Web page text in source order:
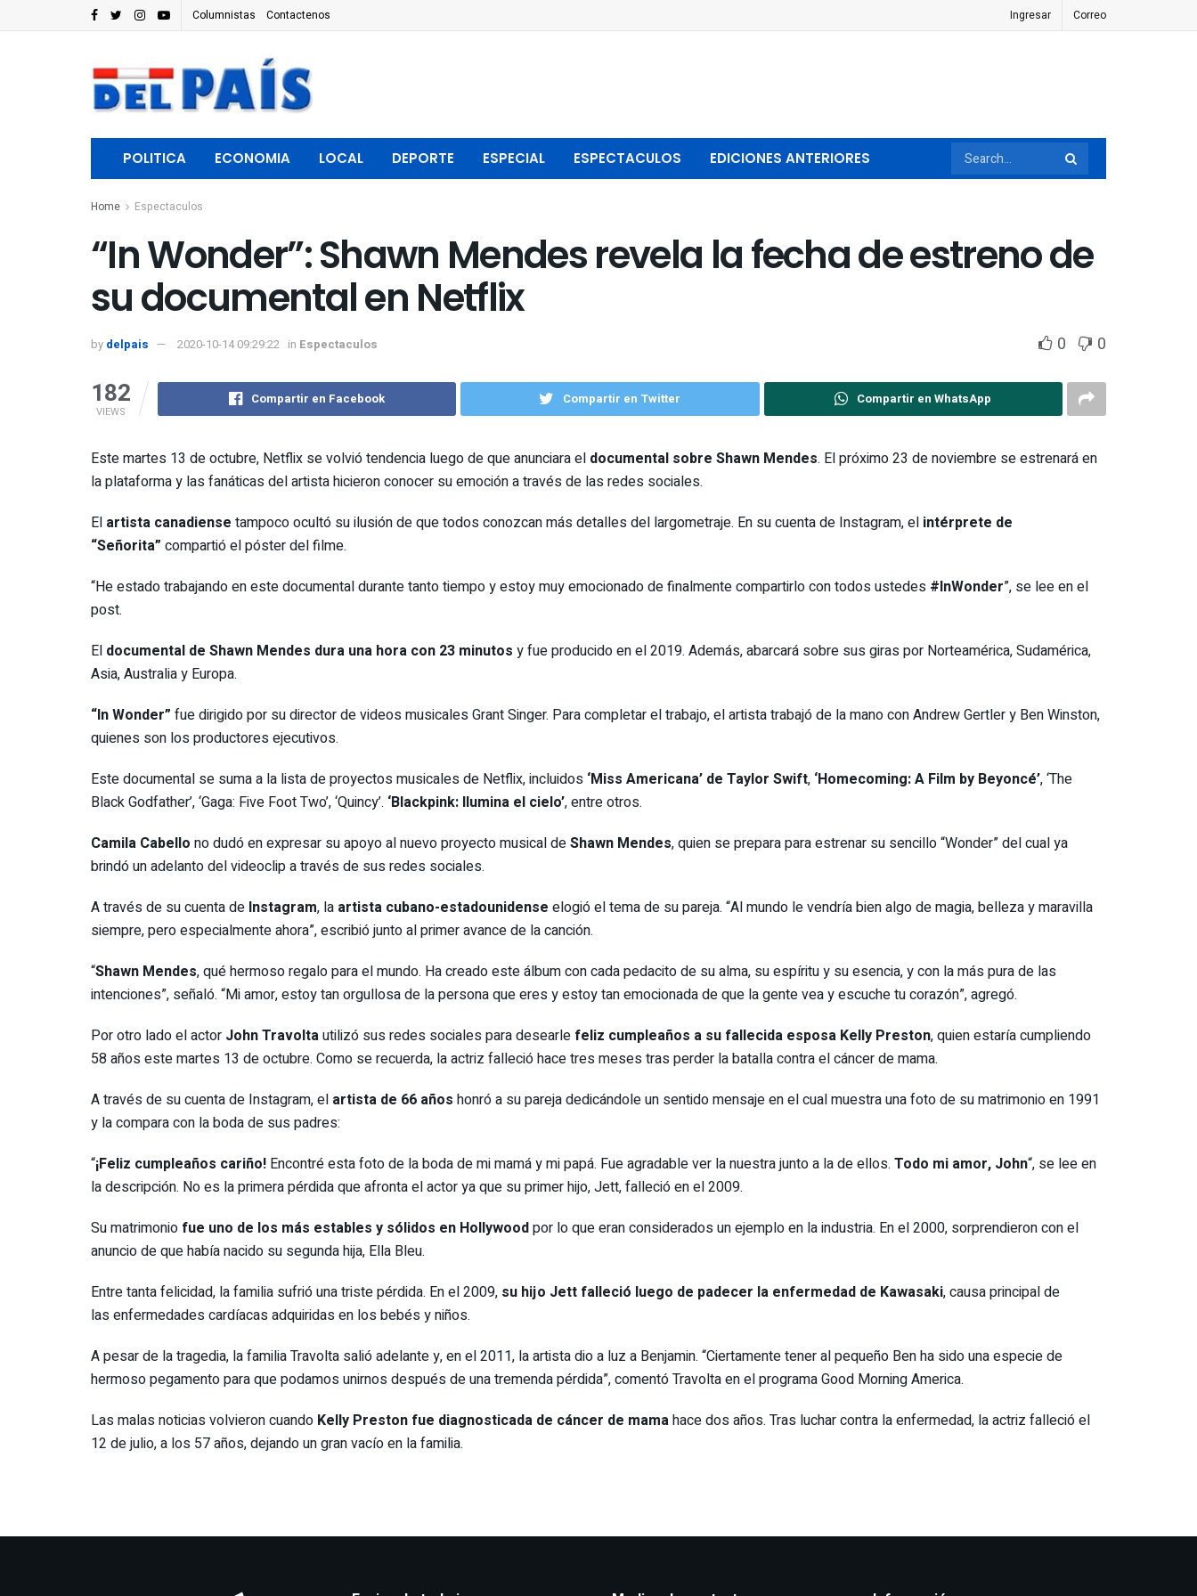
Columnistas Contactenos Ingresar Correo
POLITICA ECONOMIA LOCAL DEPORTE ESPECIAL ESPECTACULOS EDICIONES ANTERIORES
Home Espectaculos
“In Wonder”: Shawn Mendes revela la fecha de estreno de
su documental en Netflix
by delpais 2020-10-14 09:29:22 in Espectaculos 0 0
182
VIEWS
Compartir en Facebook Compartir en Twitter Compartir en WhatsApp
Este martes 13 de octubre, Netflix se volvió tendencia luego de que anunciara el documental sobre Shawn Mendes. El próximo 23 de noviembre se estrenará en
la plataforma y las fanáticas del artista hicieron conocer su emoción a través de las redes sociales.
El artista canadiense tampoco ocultó su ilusión de que todos conozcan más detalles del largometraje. En su cuenta de Instagram, el intérprete de
“Señorita” compartió el póster del filme.
“He estado trabajando en este documental durante tanto tiempo y estoy muy emocionado de finalmente compartirlo con todos ustedes #InWonder”, se lee en el
post.
El documental de Shawn Mendes dura una hora con 23 minutos y fue producido en el 2019. Además, abarcará sobre sus giras por Norteamérica, Sudamérica,
Asia, Australia y Europa.
“In Wonder” fue dirigido por su director de videos musicales Grant Singer. Para completar el trabajo, el artista trabajó de la mano con Andrew Gertler y Ben Winston,
quienes son los productores ejecutivos.
Este documental se suma a la lista de proyectos musicales de Netflix, incluidos ‘Miss Americana’ de Taylor Swift, ‘Homecoming: A Film by Beyoncé’, ‘The
Black Godfather’, ‘Gaga: Five Foot Two’, ‘Quincy’. ‘Blackpink: Ilumina el cielo’, entre otros.
Camila Cabello no dudó en expresar su apoyo al nuevo proyecto musical deShawn Mendes, quien se prepara para estrenar su sencillo “Wonder” del cual ya
brindó un adelanto del videoclip a través de sus redes sociales.
A través de su cuenta de Instagram, la artista cubano-estadounidense elogió el tema de su pareja. “Al mundo le vendría bien algo de magia, belleza y maravilla
siempre, pero especialmente ahora”, escribió junto al primer avance de la canción.
“Shawn Mendes, qué hermoso regalo para el mundo. Ha creado este álbum con cada pedacito de su alma, su espíritu y su esencia, y con la más pura de las
intenciones”, señaló. “Mi amor, estoy tan orgullosa de la persona que eres y estoy tan emocionada de que la gente vea y escuche tu corazón”, agregó.
Por otro lado el actor John Travoltautilizó sus redes sociales para desearle feliz cumpleaños a su fallecida esposa Kelly Preston, quien estaría cumpliendo
58 años este martes 13 de octubre. Como se recuerda, la actriz falleció hace tres meses tras perder la batalla contra el cáncer de mama.
A través de su cuenta de Instagram, el artista de 66 años honró a su pareja dedicándole un sentido mensaje en el cual muestra una foto de su matrimonio en 1991
y la compara con la boda de sus padres:
“¡Feliz cumpleaños cariño! Encontré esta foto de la boda de mi mamá y mi papá. Fue agradable ver la nuestra junto a la de ellos. Todo mi amor, John“, se lee en
la descripción. No es la primera pérdida que afronta el actor ya que su primer hijo, Jett, falleció en el 2009.
Su matrimonio fue uno de los más estables y sólidos en Hollywoodpor lo que eran considerados un ejemplo en la industria. En el 2000, sorprendieron con el
anuncio de que había nacido su segunda hija, Ella Bleu.
Entre tanta felicidad, la familia sufrió una triste pérdida. En el 2009, su hijo Jett falleció luego de padecer la enfermedad de Kawasaki, causa principal de
las enfermedades cardíacas adquiridas en los bebés y niños.
A pesar de la tragedia, la familia Travolta salió adelante y, en el 2011, la artista dio a luz a Benjamin. “Ciertamente tener al pequeño Ben ha sido una especie de
hermoso pegamento para que podamos unirnos después de una tremenda pérdida”, comentó Travolta en el programa Good Morning America.
Las malas noticias volvieron cuando Kelly Preston fue diagnosticada de cáncer de mamahace dos años. Tras luchar contra la enfermedad, la actriz falleció el
12 de julio, a los 57 años, dejando un gran vacío en la familia.